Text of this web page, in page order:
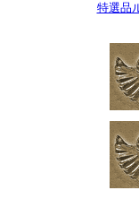
特選品